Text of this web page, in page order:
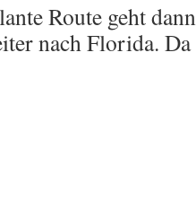
Route geht
nach Florida.